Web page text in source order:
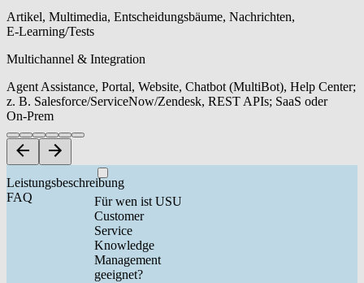
Artikel, Multimedia, Entscheidungsbäume, Nachrichten,
E‑Learning/Tests
Multichannel & Integration
Agent Assistance, Portal, Website, Chatbot (MultiBot), Help Center;
z. B. Salesforce/ServiceNow/Zendesk, REST APIs; SaaS oder
On‑Prem
Leistungsbeschreibung
FAQ
Für wen ist USU
Customer
Service
Knowledge
Management
geeignet?